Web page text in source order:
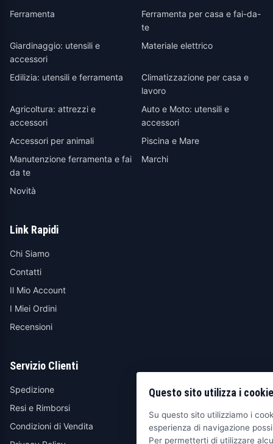
Ferramenta
Ferramenta per casa e fai-da-
te
Giardinaggio: utensili e
accessori
Materiale elettrico
Edilizia: utensili e ferramenta
Climatizzazione per casa e
lavoro
Agricoltura: attrezzi e
accessori
Auto e Moto: utensili e
accessori
Accessori per animali
Piscina e Mare
Manutenzione ferramenta e fai
da te
Marchi
Novità
Link Rapidi
Chi Siamo
Contatti
Il Mio Account
I Miei Ordini
Recensioni
Servizio Clienti
Spedizione
Resi e Rimborsi
Condizioni di Vendita
Questo sito utilizza i cookie
Su questo sito utilizziamo i
esperienza di navigazione
Per permetterti di utilizzare